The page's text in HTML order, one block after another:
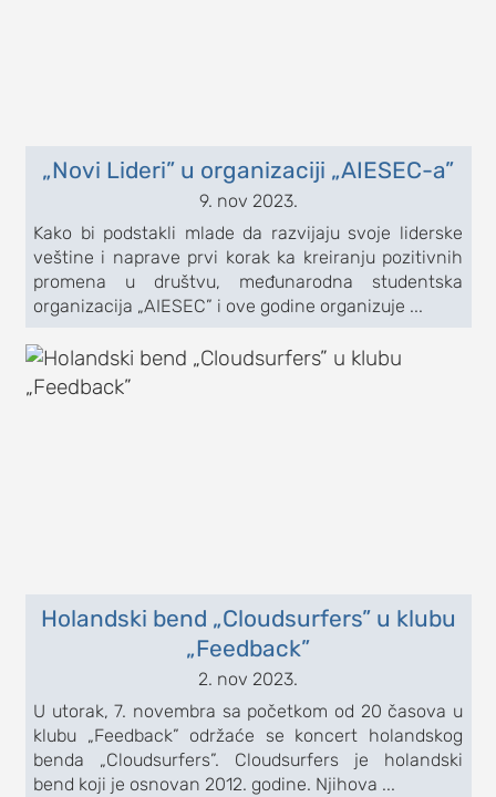
„Novi Lideri” u organizaciji „AIESEC-a”
9. nov 2023.
Kako bi podstakli mlade da razvijaju svoje liderske
veštine i naprave prvi korak ka kreiranju pozitivnih
promena u društvu, međunarodna studentska
organizacija „AIESEC” i ove godine organizuje ...
Holandski bend „Cloudsurfers” u klubu
„Feedback”
2. nov 2023.
U utorak, 7. novembra sa početkom od 20 časova u
klubu „Feedback” održaće se koncert holandskog
benda „Cloudsurfers”. Cloudsurfers je holandski
bend koji je osnovan 2012. godine. Njihova ...